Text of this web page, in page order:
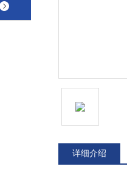
详细介绍